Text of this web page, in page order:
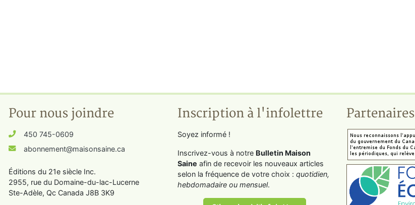
Pour nous joindre
450 745-0609
abonnement@maisonsaine.ca
Éditions du 21e siècle Inc.
2955, rue du Domaine-du-lac-Lucerne
Ste-Adèle, Qc Canada J8B 3K9
Inscription à l'infolettre
Soyez informé !
Inscrivez-vous à notre Bulletin Maison
Saine afin de recevoir les nouveaux articles
selon la fréquence de votre choix : quotidien,
hebdomadaire ou mensuel.
Partenaires